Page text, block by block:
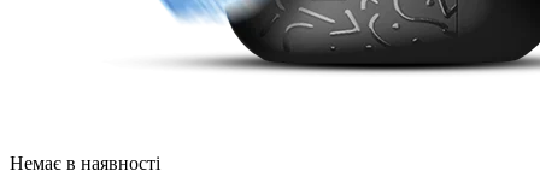
Немає в наявності